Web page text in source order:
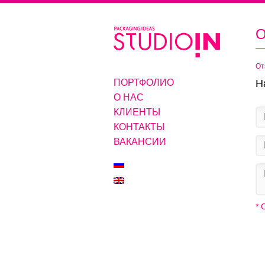
ПОРТФОЛИО
О НАС
КЛИЕНТЫ
КОНТАКТЫ
ВАКАНСИИ
*